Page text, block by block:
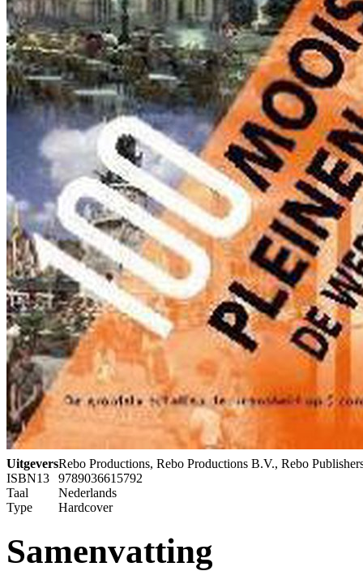
UitgeversRebo Productions, Rebo Productions B.V., Rebo
ISBN13
9789036615792
Taal
Nederlands
Type
Hardcover
Samenvatting